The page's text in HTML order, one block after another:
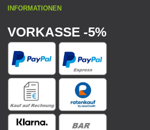
INFORMATIONEN
VORKASSE -5%